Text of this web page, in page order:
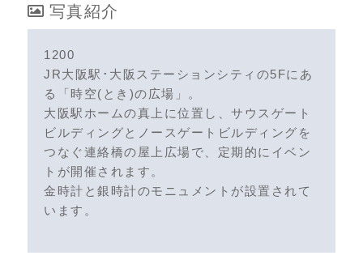
写真紹介
1200
JR大阪駅･大阪ステーションシティの5Fにあ
る「時空(とき)の広場」。
大阪駅ホームの真上に位置し、サウスゲート
ビルディングとノースゲートビルディングを
つなぐ連絡橋の屋上広場で、定期的にイベン
トが開催されます。
金時計と銀時計のモニュメントが設置されて
います。